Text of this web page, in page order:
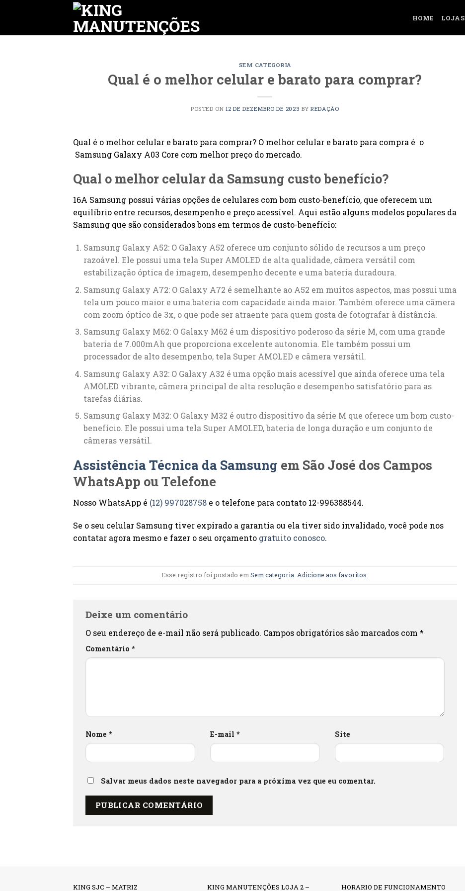
HOME LOJAS
SEM CATEGORIA
Qual é o melhor celular e barato para comprar?
POSTED ON 12 DE DEZEMBRO DE 2023 BYREDAÇÃO
Qual é o melhor celular e barato para comprar? O melhor celular e barato para compra é o
Samsung Galaxy A03 Core com melhor preço do mercado.
Qual o melhor celular da Samsung custo benefício?
16A Samsung possui várias opções de celulares com bom custo-benefício, que oferecem um
equilíbrio entre recursos, desempenho e preço acessível. Aqui estão alguns modelos populares da
Samsung que são considerados bons em termos de custo-benefício:
Samsung Galaxy A52: O Galaxy A52 oferece um conjunto sólido de recursos a um preço
razoável. Ele possui uma tela Super AMOLED de alta qualidade, câmera versátil com
estabilização óptica de imagem, desempenho decente e uma bateria duradoura.
Samsung Galaxy A72: O Galaxy A72 é semelhante ao A52 em muitos aspectos, mas possui uma
tela um pouco maior e uma bateria com capacidade ainda maior. Também oferece uma câmera
com zoom óptico de 3x, o que pode ser atraente para quem gosta de fotografar à distância.
Samsung Galaxy M62: O Galaxy M62 é um dispositivo poderoso da série M, com uma grande
bateria de 7.000mAh que proporciona excelente autonomia. Ele também possui um
processador de alto desempenho, tela Super AMOLED e câmera versátil.
Samsung Galaxy A32: O Galaxy A32 é uma opção mais acessível que ainda oferece uma tela
AMOLED vibrante, câmera principal de alta resolução e desempenho satisfatório para as
tarefas diárias.
Samsung Galaxy M32: O Galaxy M32 é outro dispositivo da série M que oferece um bom custo-
benefício. Ele possui uma tela Super AMOLED, bateria de longa duração e um conjunto de
câmeras versátil.
Assistência Técnica da Samsung em São José dos Campos
WhatsApp ou Telefone
Nosso WhatsApp é (12) 997028758 e o telefone para contato 12-996388544.
Se o seu celular Samsung tiver expirado a garantia ou ela tiver sido invalidado, você pode nos
contatar agora mesmo e fazer o seu orçamento gratuito conosco.
Esse registro foi postado emSem categoria Adicione aos favoritos
Deixe um comentário
O seu endereço de e-mail não será publicado. Campos obrigatórios são marcados com *
Comentário *
Nome * E-mail * Site
Salvar meus dados neste navegador para a próxima vez que eu comentar.
KING SJC – MATRIZ KING MANUTENÇÕES LOJA 2 – HORARIO DE FUNCIONAMENTO